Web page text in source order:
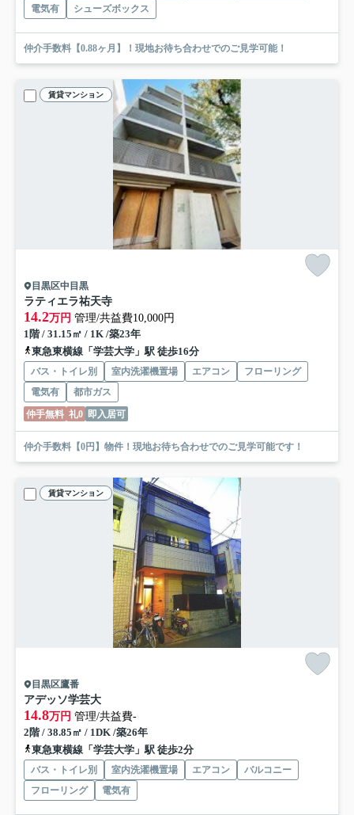
電気有
シューズボックス
仲介手数料【0.88ヶ月】！現地お待ち合わせでのご見学可能！
賃貸マンション
目黒区中目黒
ラティエラ祐天寺
14.2万円 管理/共益費10,000円
1階 / 31.15㎡ / 1K /築23年
東急東横線「学芸大学」駅 徒歩16分
バス・トイレ別 室内洗濯機置場 エアコン
フローリング
電気有
都市ガス
仲手無料 礼0 即入居可
仲介手数料【0円】物件！現地お待ち合わせでのご見学可能です！
賃貸マンション
目黒区鷹番
アデッソ学芸大
14.8万円 管理/共益費-
2階 / 38.85㎡ / 1DK /築26年
東急東横線「学芸大学」駅 徒歩2分
バス・トイレ別 室内洗濯機置場 エアコン
バルコニー
フローリング
電気有